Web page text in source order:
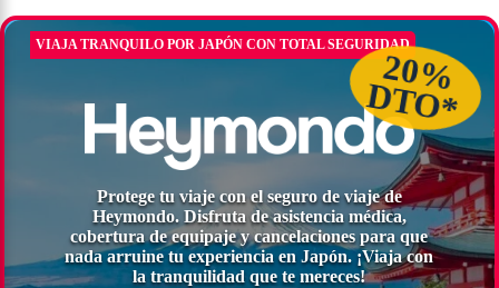
20%
DTO*
VIAJA TRANQUILO POR JAPÓN CON TOTAL SEGURIDAD
Protege tu viaje con el seguro de viaje de
Heymondo. Disfruta de asistencia médica,
cobertura de equipaje y cancelaciones para que
nada arruine tu experiencia en Japón. ¡Viaja con
la tranquilidad que te mereces!